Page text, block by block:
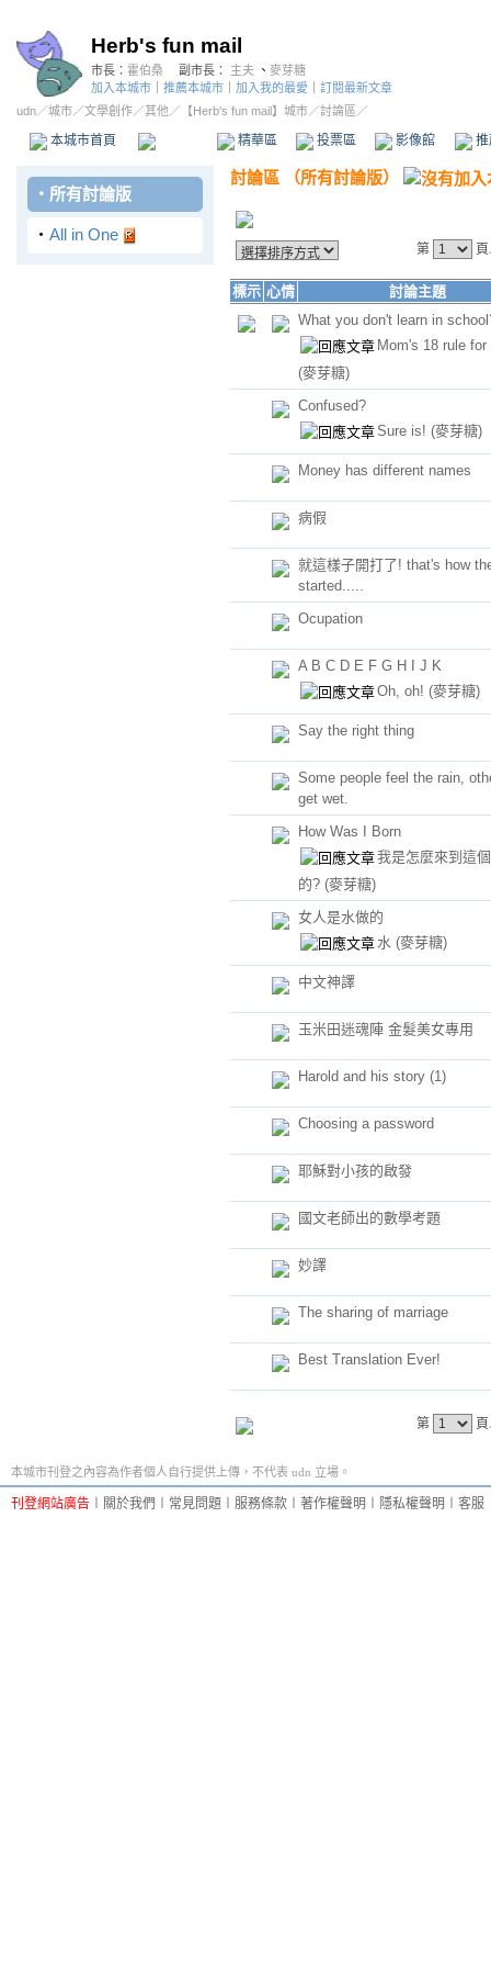
Herb's fun mail
市長： 霍伯桑 副市長： 主夫 、 麥芽糖
加入本城市
推薦本城市 加入我的最愛
訂閱最新文章
udn／城市／文學創作／其他 ／ 【Herb's fun mail】城市／討論區／
本城市首頁 精華區 投票區 影像館
‧ 所有討論版
‧ All in One
討論區 （所有討論版）
第
標示 心情
討論主題
What you don't learn in
Mom's 18 rule for
(麥芽糖)
Confused?
Sure is! (麥芽糖)
Money has different names
病假
就這樣子開打了! that's how
started.....
Ocupation
A B C D E F G H I J K
Oh, oh! (麥芽糖)
Say the right thing
Some people feel the rain,
get wet.
How Was I Born
我是怎麼來到這
的? (麥芽糖)
女人是水做的
水 (麥芽糖)
中文神譯
玉米田迷魂陣 金髮美女專用
Harold and his story (1)
Choosing a password
耶穌對小孩的啟發
國文老師出的數學考題
妙譯
The sharing of marriage
Best Translation Ever!
第
本城市刊登之內容為作者個人自行提供上傳，不代表 udn 立場。
刊登網站廣告 關於我們 常見問題 服務條款 著作權聲明 隱私權聲明 客服